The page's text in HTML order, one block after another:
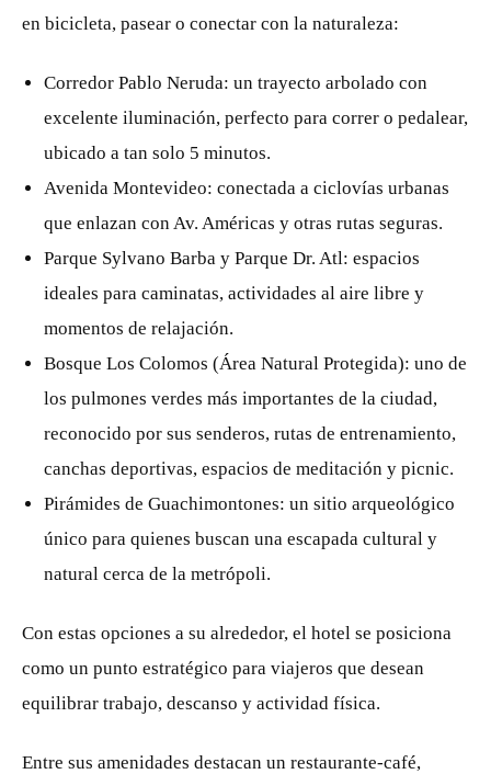
en bicicleta, pasear o conectar con la naturaleza:
Corredor Pablo Neruda: un trayecto arbolado con
excelente iluminación, perfecto para correr o pedalear,
ubicado a tan solo 5 minutos.
Avenida Montevideo: conectada a ciclovías urbanas
que enlazan con Av. Américas y otras rutas seguras.
Parque Sylvano Barba y Parque Dr. Atl: espacios
ideales para caminatas, actividades al aire libre y
momentos de relajación.
Bosque Los Colomos (Área Natural Protegida): uno de
los pulmones verdes más importantes de la ciudad,
reconocido por sus senderos, rutas de entrenamiento,
canchas deportivas, espacios de meditación y picnic.
Pirámides de Guachimontones: un sitio arqueológico
único para quienes buscan una escapada cultural y
natural cerca de la metrópoli.
Con estas opciones a su alrededor, el hotel se posiciona
como un punto estratégico para viajeros que desean
equilibrar trabajo, descanso y actividad física.
Entre sus amenidades destacan un restaurante-café,